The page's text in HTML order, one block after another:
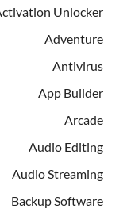
Unlocker
Adventure
Antivirus
App Builder
Arcade
Audio Editing
Audio Streaming
Backup Software